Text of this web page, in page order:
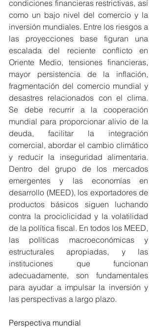
condiciones financieras restrictivas, así
como un bajo nivel del comercio y la
inversión mundiales. Entre los riesgos a
las proyecciones base figuran una
escalada del reciente conflicto en
Oriente Medio, tensiones financieras,
mayor persistencia de la inflación,
fragmentación del comercio mundial y
desastres relacionados con el clima.
Se debe recurrir a la cooperación
mundial para proporcionar alivio de la
deuda, facilitar la integración
comercial, abordar el cambio climático
y reducir la inseguridad alimentaria.
Dentro del grupo de los mercados
emergentes y las economías en
desarrollo (MEED), los exportadores de
productos básicos siguen luchando
contra la prociclicidad y la volatilidad
de la política fiscal. En todos los MEED,
las políticas macroeconómicas y
estructurales apropiadas, y las
instituciones que funcionan
adecuadamente, son fundamentales
para ayudar a impulsar la inversión y
las perspectivas a largo plazo.
Perspectiva mundial